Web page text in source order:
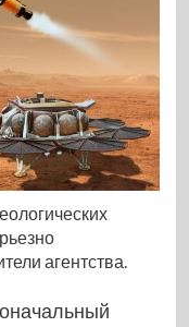
агентства.